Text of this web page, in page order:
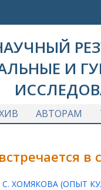
И
АВТОРАМ
в
ХОМЯКОВА (ОПЫТ